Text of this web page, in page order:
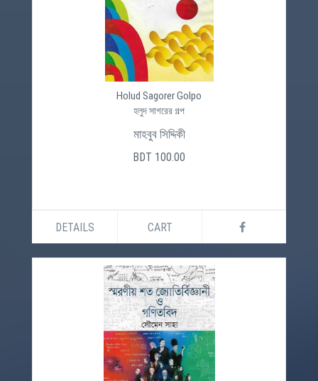
Holud Sagorer Golpo
হলুদ সাগরের গল্প
মাহবুব সিদ্দিকী
BDT 100.00
DETAILS CART